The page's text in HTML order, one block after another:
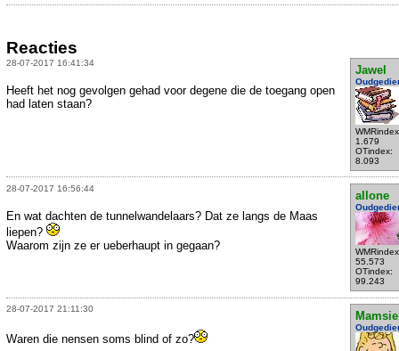
Reacties
28-07-2017 16:41:34
Jawel
1.679
OTindex:
8.093
Heeft het nog gevolgen gehad voor degene die de toegang open
had laten staan?
28-07-2017 16:56:44
allone
55.573
OTindex:
99.243
En wat dachten de tunnelwandelaars? Dat ze langs de Maas
liepen?
Waarom zijn ze er ueberhaupt in gegaan?
28-07-2017 21:11:30
Mamsie
Waren die nensen soms blind of zo?